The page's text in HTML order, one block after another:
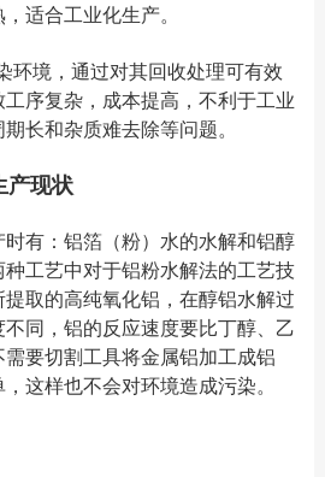
适合工业化生产。
环境，通过对其回收处理可有效
序复杂，成本提高，不利于工业
长和杂质难去除等问题。
产现状
有：铝箔（粉）水的水解和铝醇
工艺中对于铝粉水解法的工艺技
取的高纯氧化铝，在醇铝水解过
同，铝的反应速度要比丁醇、乙
要切割工具将金属铝加工成铝
这样也不会对环境造成污染。